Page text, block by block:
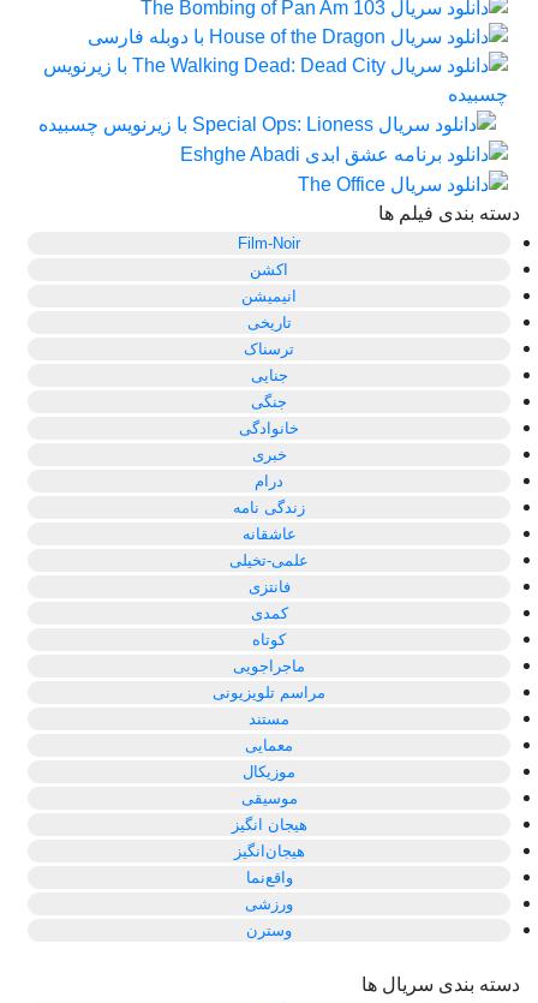
دسته بندی فیلم ها
Film-Noir
اکشن
انیمیشن
تاریخی
ترسناک
جنایی
جنگی
خانوادگی
خبری
درام
زندگی نامه
عاشقانه
علمی-تخیلی
فانتزی
کمدی
کوتاه
ماجراجویی
مراسم تلویزیونی
مستند
معمایی
موزیکال
موسیقی
هیجان انگیز
هیجان‌انگیز
واقع‌نما
ورزشی
وسترن
دسته بندی سریال ها